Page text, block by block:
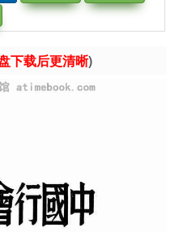
下载后更清晰)